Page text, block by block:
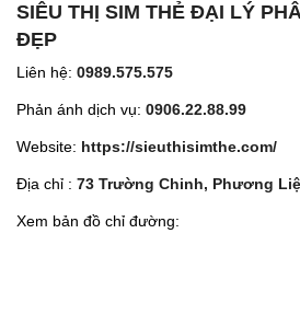
SIÊU THỊ SIM THẺ ĐẠI LÝ
ĐẸP
Liên hệ: 0989.575.575
Phản ánh dịch vụ: 0906.22.88.99
Website: https://sieuthisimthe.com/
Địa chỉ : 73 Trường Chinh, Phương
Xem bản đồ chỉ đường: